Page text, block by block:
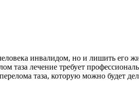
инвалидом, но и лишить его
таза лечение требует
таза, которую можно будет